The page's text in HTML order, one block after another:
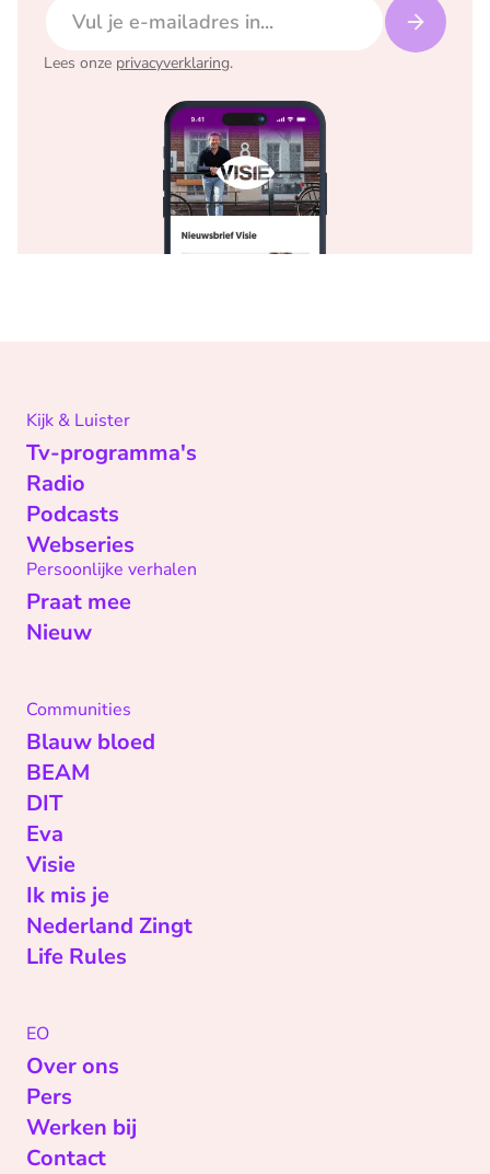
Lees onze privacyverklaring.
Kijk & Luister
Tv-programma's
Radio
Podcasts
Webseries
Persoonlijke verhalen
Praat mee
Nieuw
Communities
Blauw bloed
BEAM
DIT
Eva
Visie
Ik mis je
Nederland Zingt
Life Rules
EO
Over ons
Pers
Werken bij
Contact